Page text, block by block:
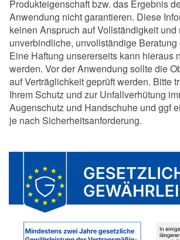
Produkteigenschaft bzw. das Ergebnis
Anwendung nicht garantieren. Diese
keinen Anspruch auf Vollständigkeit und
unverbindliche, unvollständige
Eine Haftung unsererseits kann hieraus
werden. Vor der Anwendung sollte die
auf Verträglichkeit geprüft werden. Bitte
Ihrem Schutz und zur Unfallverhütung
Augenschutz und Handschuhe und ggf
je nach Sicherheitsanforderung.